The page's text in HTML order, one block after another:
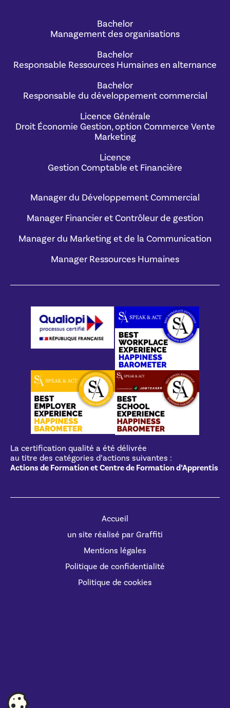
Bachelor
Management des organisations
Bachelor
Responsable Ressources Humaines en alternance
Bachelor
Responsable du développement commercial
Licence Générale
Droit Économie Gestion, option Commerce Vente
Marketing
Licence
Gestion Comptable et Financière
Manager du Développement Commercial
Manager Financier et Contrôleur de gestion
Manager du Marketing et de la Communication
Manager Ressources Humaines
La certification qualité a été délivrée
au titre des catégories d’actions suivantes :
Actions de Formation et Centre de Formation d’Apprentis
Accueil
un site réalisé par Graffiti
Mentions légales
Politique de confidentialité
Politique de cookies